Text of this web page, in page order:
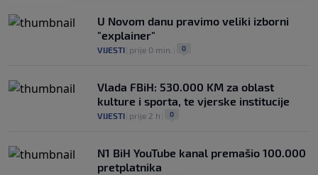
U Novom danu pravimo veliki izborni
"explainer"
VIJESTI prije 0 min. 0
Vlada FBiH: 530.000 KM za oblast
kulture i sporta, te vjerske institucije
VIJESTI prije 2 h 0
N1 BiH YouTube kanal premašio 100.000
pretplatnika